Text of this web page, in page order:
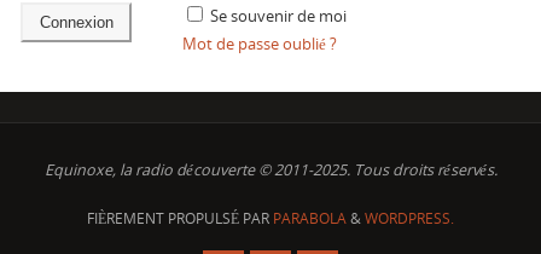
Se souvenir de moi
Mot de passe oublié ?
Equinoxe, la radio découverte © 2011-2025. Tous droits réservés.
FIÈREMENT PROPULSÉ PAR PARABOLA&WORDPRESS.